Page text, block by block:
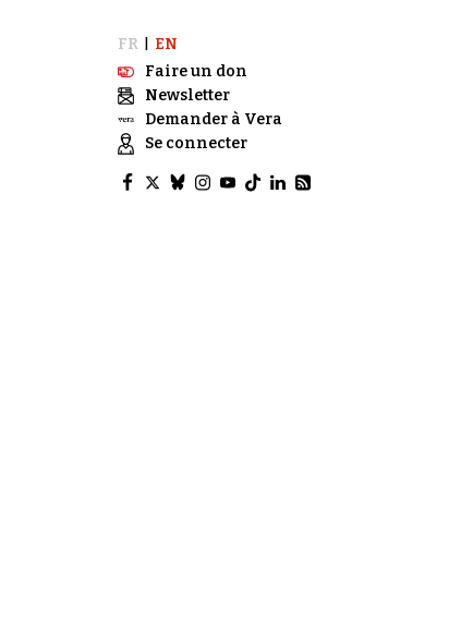
FR
EN
Faire un don
Newsletter
Demander à Vera
Se connecter